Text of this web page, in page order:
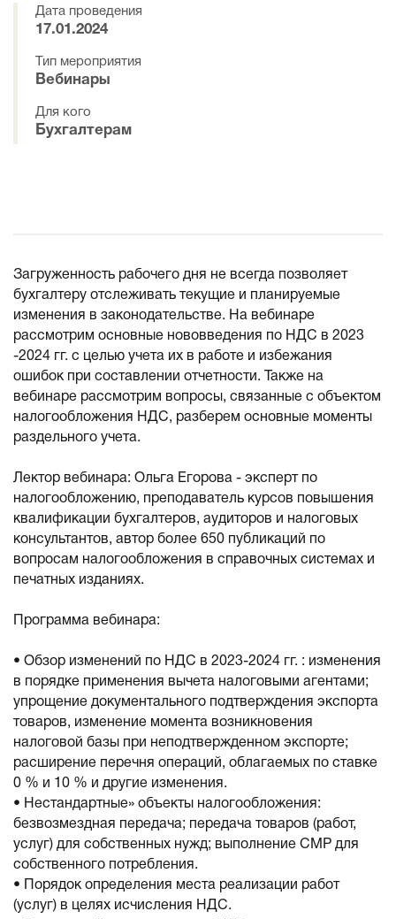
Дата проведения
17.01.2024
Тип мероприятия
Вебинары
Для кого
Бухгалтерам
Загруженность рабочего дня не всегда позволяет
бухгалтеру отслеживать текущие и планируемые
изменения в законодательстве. На вебинаре
рассмотрим основные нововведения по НДС в 2023
-2024 гг. с целью учета их в работе и избежания
ошибок при составлении отчетности. Также на
вебинаре рассмотрим вопросы, связанные с объектом
налогообложения НДС, разберем основные моменты
раздельного учета.
Лектор вебинара: Ольга Егорова - эксперт по
налогообложению, преподаватель курсов повышения
квалификации бухгалтеров, аудиторов и налоговых
консультантов, автор более 650 публикаций по
вопросам налогообложения в справочных системах и
печатных изданиях.
Программа вебинара:
• Обзор изменений по НДС в 2023-2024 гг. : изменения
в порядке применения вычета налоговыми агентами;
упрощение документального подтверждения экспорта
товаров, изменение момента возникновения
налоговой базы при неподтвержденном экспорте;
расширение перечня операций, облагаемых по ставке
0 % и 10 % и другие изменения.
• Нестандартные» объекты налогообложения:
безвозмездная передача; передача товаров (работ,
услуг) для собственных нужд; выполнение СМР для
собственного потребления.
• Порядок определения места реализации работ
(услуг) в целях исчисления НДС.